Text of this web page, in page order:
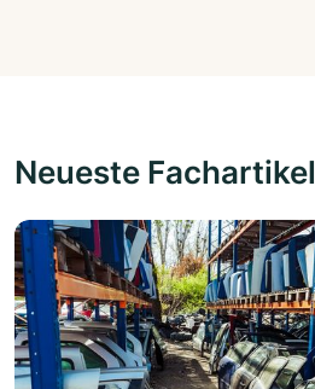
Neueste Fachartikel